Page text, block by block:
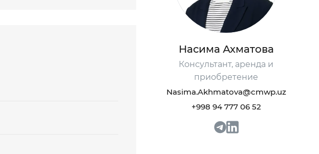
Насима Ахматова
Консультант, аренда и
приобретение
Nasima.Akhmatova@cmwp.uz
+998 94 777 06 52